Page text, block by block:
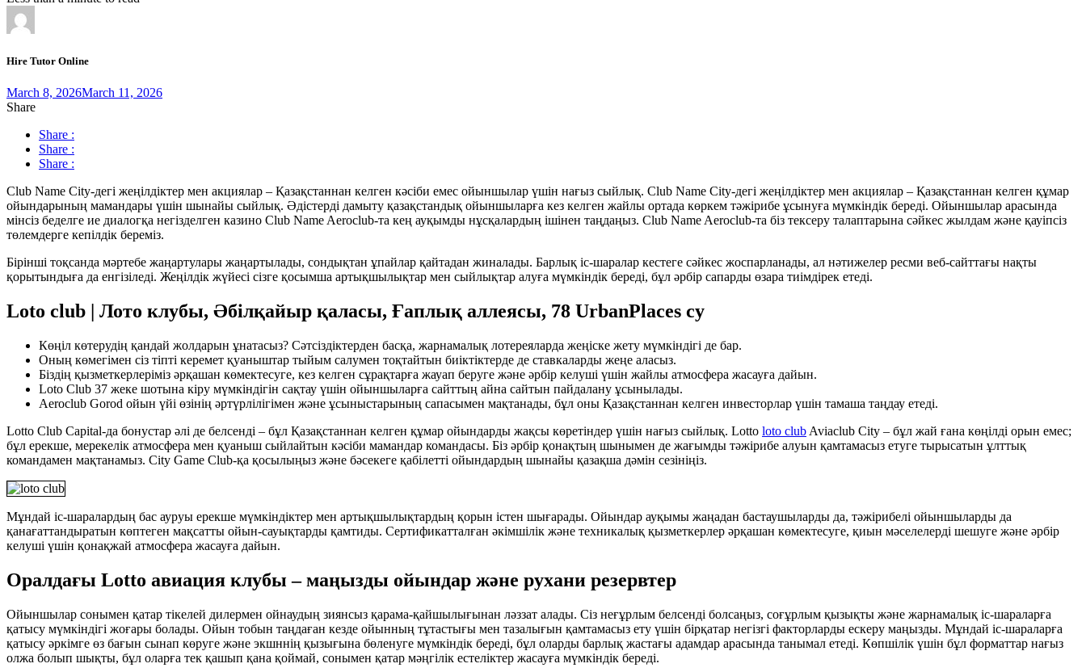
Hire Tutor Online
March 8, 2026March 11, 2026
Share
Share :
Share :
Share :
Club Name City-дегі жеңілдіктер мен акциялар – Қазақстаннан келген кәсіби емес ойыншылар үшін нағыз сыйлық. Club Name City-дегі жеңілдіктер мен акциялар – Қазақстаннан келген құмар
ойындарының мамандары үшін шынайы сыйлық. Әдістерді дамыту қазақстандық ойыншыларға кез келген жайлы ортада көркем тәжірибе ұсынуға мүмкіндік береді. Ойыншылар арасында
мінсіз беделге ие диалогқа негізделген казино Club Name Aeroclub-та кең ауқымды нұсқалардың ішінен таңдаңыз. Club Name Aeroclub-та біз тексеру талаптарына сәйкес жылдам және қауіпсіз
төлемдерге кепілдік береміз.
Бірінші тоқсанда мәртебе жаңартулары жаңартылады, сондықтан ұпайлар қайтадан жиналады. Барлық іс-шаралар кестеге сәйкес жоспарланады, ал нәтижелер ресми веб-сайттағы нақты
қорытындыға да енгізіледі. Жеңілдік жүйесі сізге қосымша артықшылықтар мен сыйлықтар алуға мүмкіндік береді, бұл әрбір сапарды өзара тиімдірек етеді.
Loto club | Лото клубы, Әбілқайыр қаласы, Ғаплық аллеясы, 78 UrbanPlaces су
Көңіл көтерудің қандай жолдарын ұнатасыз? Сәтсіздіктерден басқа, жарнамалық лотереяларда жеңіске жету мүмкіндігі де бар.
Оның көмегімен сіз тіпті керемет қуаныштар тыйым салумен тоқтайтын биіктіктерде де ставкаларды жеңе аласыз.
Біздің қызметкерлеріміз әрқашан көмектесуге, кез келген сұрақтарға жауап беруге және әрбір келуші үшін жайлы атмосфера жасауға дайын.
Loto Club 37 жеке шотына кіру мүмкіндігін сақтау үшін ойыншыларға сайттың айна сайтын пайдалану ұсынылады.
Aeroclub Gorod ойын үйі өзінің әртүрлілігімен және ұсыныстарының сапасымен мақтанады, бұл оны Қазақстаннан келген инвесторлар үшін тамаша таңдау етеді.
Lotto Club Capital-да бонустар әлі де белсенді – бұл Қазақстаннан келген құмар ойындарды жақсы көретіндер үшін нағыз сыйлық. Lotto loto club Aviaclub City – бұл жай ғана көңілді орын емес;
бұл ерекше, мерекелік атмосфера мен қуаныш сыйлайтын кәсіби мамандар командасы. Біз әрбір қонақтың шынымен де жағымды тәжірибе алуын қамтамасыз етуге тырысатын ұлттық
командамен мақтанамыз. City Game Club-қа қосылыңыз және бәсекеге қабілетті ойындардың шынайы қазақша дәмін сезініңіз.
Мұндай іс-шаралардың бас ауруы ерекше мүмкіндіктер мен артықшылықтардың қорын істен шығарады. Ойындар ауқымы жаңадан бастаушыларды да, тәжірибелі ойыншыларды да
қанағаттандыратын көптеген мақсатты ойын-сауықтарды қамтиды. Сертификатталған әкімшілік және техникалық қызметкерлер әрқашан көмектесуге, қиын мәселелерді шешуге және әрбір
келуші үшін қонақжай атмосфера жасауға дайын.
Оралдағы Lotto авиация клубы – маңызды ойындар және рухани резервтер
Ойыншылар сонымен қатар тікелей дилермен ойнаудың зиянсыз қарама-қайшылығынан ләззат алады. Сіз неғұрлым белсенді болсаңыз, соғұрлым қызықты және жарнамалық іс-шараларға
қатысу мүмкіндігі жоғары болады. Ойын тобын таңдаған кезде ойынның тұтастығы мен тазалығын қамтамасыз ету үшін бірқатар негізгі факторларды ескеру маңызды. Мұндай іс-шараларға
қатысу әркімге өз бағын сынап көруге және экшннің қызығына бөленуге мүмкіндік береді, бұл оларды барлық жастағы адамдар арасында танымал етеді. Көпшілік үшін бұл форматтар нағыз
олжа болып шықты, бұл оларға тек қашып қана қоймай, сонымен қатар мәңгілік естеліктер жасауға мүмкіндік береді.